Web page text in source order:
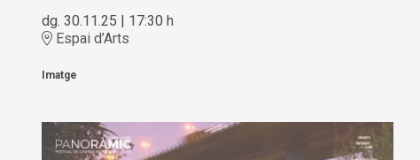
dg. 30.11.25
17:30 h
Espai d’Arts
Imatge